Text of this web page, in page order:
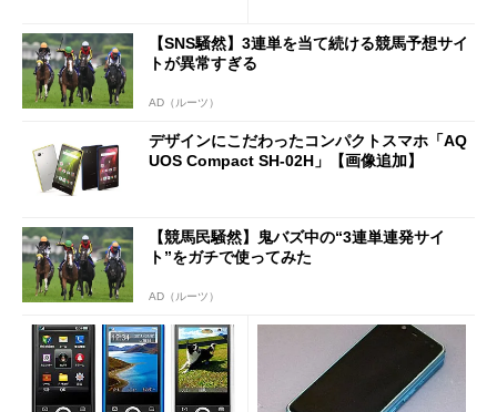
【SNS騒然】3連単を当て続ける競馬予想サイ
トが異常すぎる
AD（ルーツ）
デザインにこだわったコンパクトスマホ「AQ
UOS Compact SH-02H」【画像追加】
【競馬民騒然】鬼バズ中の“3連単連発サイ
ト”をガチで使ってみた
AD（ルーツ）